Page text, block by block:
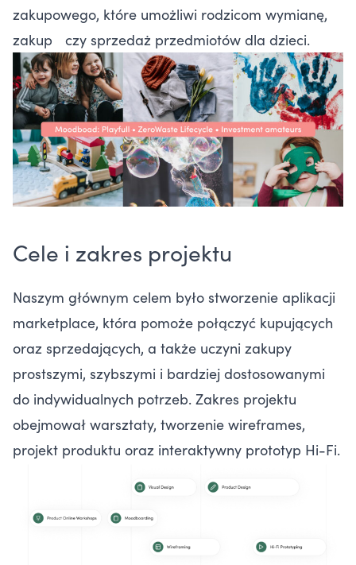
zakupowego, które umożliwi rodzicom wymianę,
zakup czy sprzedaż przedmiotów dla dzieci.
Cele i zakres projektu
Naszym głównym celem było stworzenie aplikacji
marketplace, która pomoże połączyć kupujących
oraz sprzedających, a także uczyni zakupy
prostszymi, szybszymi i bardziej dostosowanymi
do indywidualnych potrzeb. Zakres projektu
obejmował warsztaty, tworzenie wireframes,
projekt produktu oraz interaktywny prototyp Hi-Fi.